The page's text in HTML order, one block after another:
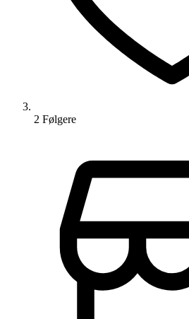
2 Følgere